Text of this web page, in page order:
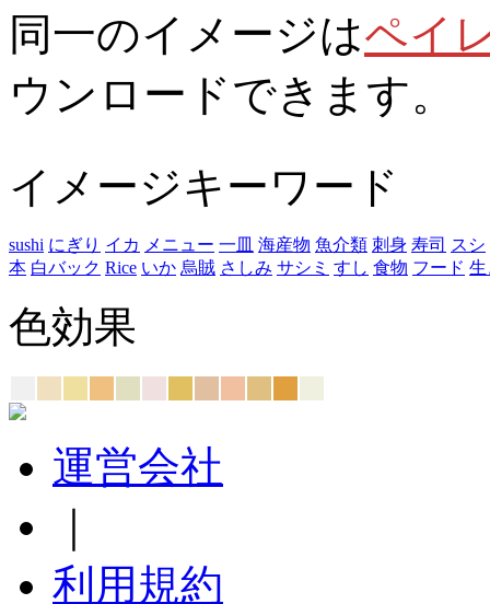
同一のイメージはペイ
ウンロードできます。
イメージキーワード
sushi にぎり イカ メニュー 一皿 海産物 魚介類 刺身 寿司 スシ
本 白バック Rice いか 烏賊 さしみ サシミ すし 食物 フード 生
色効果
運営会社
利用規約